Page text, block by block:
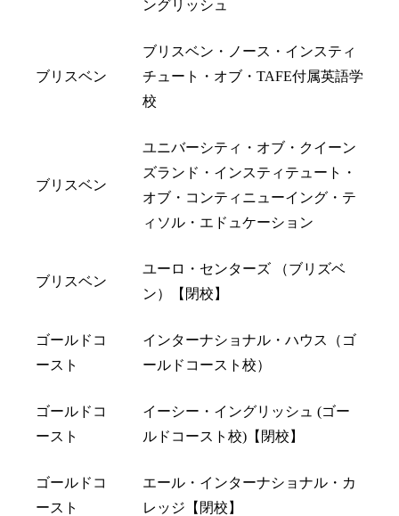
ングリッシュ
ブリスベン
ブリスベン・ノース・インスティ
チュート・オブ・TAFE付属英語学
校
ブリスベン
ユニバーシティ・オブ・クイーン
ズランド・インスティテュート・
オブ・コンティニューイング・テ
ィソル・エドュケーション
ブリスベン
ユーロ・センターズ （ブリズベ
ン）【閉校】
ゴールドコ
ースト
インターナショナル・ハウス（ゴ
ールドコースト校）
ゴールドコ
ースト
イーシー・イングリッシュ (ゴー
ルドコースト校)【閉校】
ゴールドコ
ースト
エール・インターナショナル・カ
レッジ【閉校】